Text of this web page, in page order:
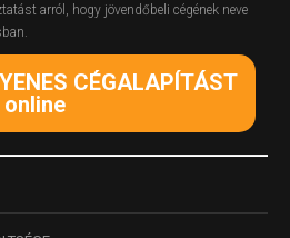
arról, hogy jövendőbeli cégének neve
CÉGALAPÍTÁST
online